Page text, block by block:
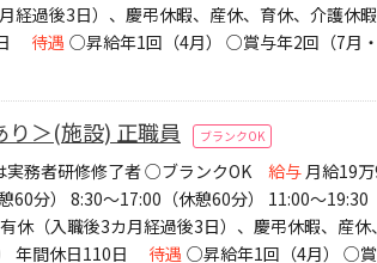
経過後3日）、慶弔休暇、産休、育休、介護
待遇 ○昇給年1回（4月） ○賞与年2回（7月
＞(施設) 正職員 ブランクOK
務者研修修了者 ○ブランクOK 給与 月給19
60分） 8:30～17:00（休憩60分） 11:00～19:30
休（入職後3カ月経過後3日）、慶弔休暇、産休
年間休日110日
待遇 ○昇給年1回（4月） ○